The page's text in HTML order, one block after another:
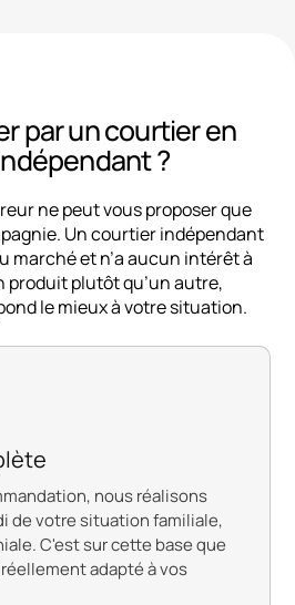
par un courtier en
?
ne peut vous proposer que
Un courtier indépendant
marché et n’a aucun intérêt à
produit plutôt qu’un autre,
le mieux à votre situation.
nous réalisons
de votre situation familiale,
C'est sur cette base que
adapté à vos